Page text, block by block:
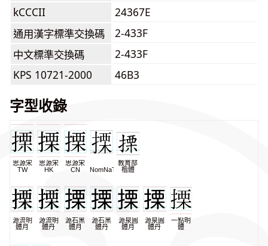
kCCCII
24367E
通用漢字標準交換碼
2-433F
中文標準交換碼
2-433F
KPS 10721-2000
46B3
字型收錄
思源宋
TW
思源宋
HK
思源宋
CN
NomNaTong
教育部
楷體
源流明
體月
源流明
體丹
源石黑
體月
源石黑
體丹
源泉圓
體月
源泉圓
體丹
一點明
體